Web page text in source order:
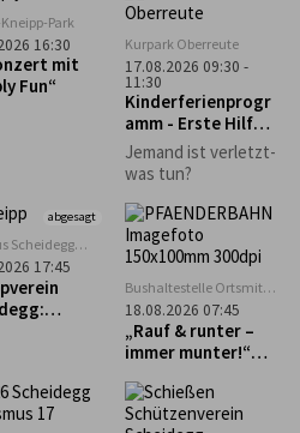
Park
16:30
mit
Fun“
Kurpark Oberreute
17.08.2026 09:30 -
11:30
Kinderferienprogr
amm - Erste Hilfe
Kurs
Jemand ist verletzt-
was tun?
abgesagt
Scheidegg
im UG
17:45
Bushaltestelle Ortsmitte
Scheidegg
18.08.2026 07:45
„Rauf & runter –
immer munter!“
Pfänder